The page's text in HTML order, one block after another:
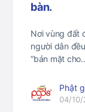
bàn.
Nơi vùng đất
người dân
“bán mặt
Phật
04/10/